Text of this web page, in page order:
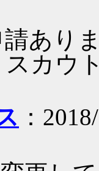
あり
カウ
：